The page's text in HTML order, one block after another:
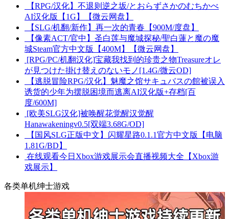
【RPG/汉化】不退则逆之坂/とおらずさかのむちかべ
AI汉化版【1G】【微云网盘】
【SLG/机翻/新作】再一次的青春【900M/度盘】
【像素ACT/官中】圣白莲与魔城探秘/聖白蓮と魔の魔
城Steam官方中文版【400M】【微云网盘】
[RPG/PC/机翻汉化]宝藏我找到的珍贵之物Treasureオレ
が見つけた掛け替えのないモノ[1.4G/微云OD]
【逃脱冒险RPG/汉化】魅魔之馆サキュバスの館被误入
诱货的少年为摆脱困境而逃离AI汉化版+存档[百
度/600M]
[欧美SLG汉化]被唤醒花觉醒汉觉醒
Hanawakeningv0.5[双端3.68G/OD]
【国风SLG正版中文】闪耀星路0.1.1官方中文版【电脑
1.81G/BD】
在线观看今日Xbox游戏展示会直播视频大全【Xbox游
戏展示】
各类单机绅士游戏